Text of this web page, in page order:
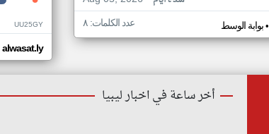
بوابة الوسط• عدد الكلمات: ٨ UU25GY
alwasat.ly
أخر ساعة في اخبار ليبيا